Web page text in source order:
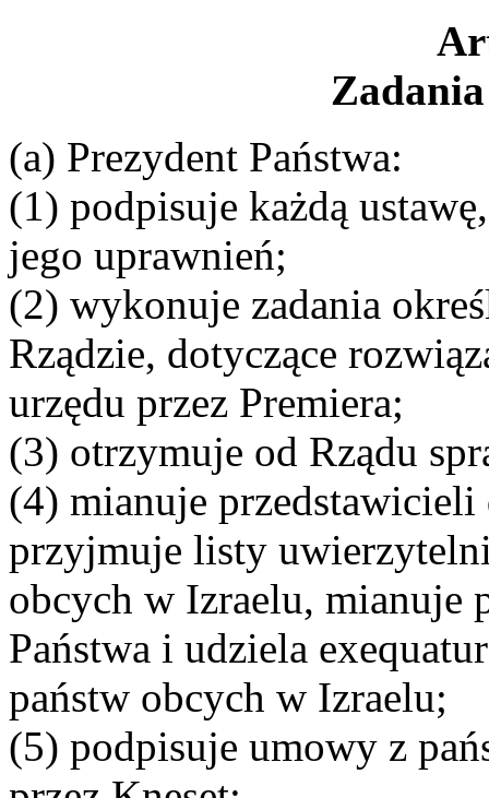
(a) Prezydent Państwa:
(1) podpisuje każdą
jego uprawnień;
(2) wykonuje zadania
Rządzie, dotyczące
urzędu przez Premiera;
(3) otrzymuje od Rządu
(4) mianuje
przyjmuje listy
obcych w Izraelu, mianuje
Państwa i udziela
państw obcych w Izraelu;
(5) podpisuje umowy z